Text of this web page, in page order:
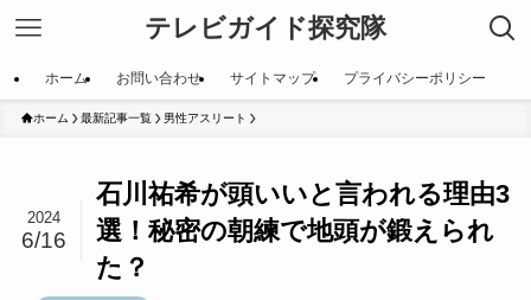
テレビガイド探究隊
ホーム お問い合わせ サイトマップ プライバシーポリシー
ホーム 最新記事一覧 男性アスリート
石川祐希が頭いいと言われる理由3
選！秘密の朝練で地頭が鍛えられ
た？
2024
6/16